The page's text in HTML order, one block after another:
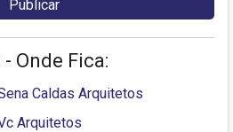
Onde Fica:
Caldas Arquitetos
Arquitetos